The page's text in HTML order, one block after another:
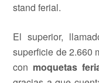
stand ferial.
El superior,
superficie de 2.660
con moquetas